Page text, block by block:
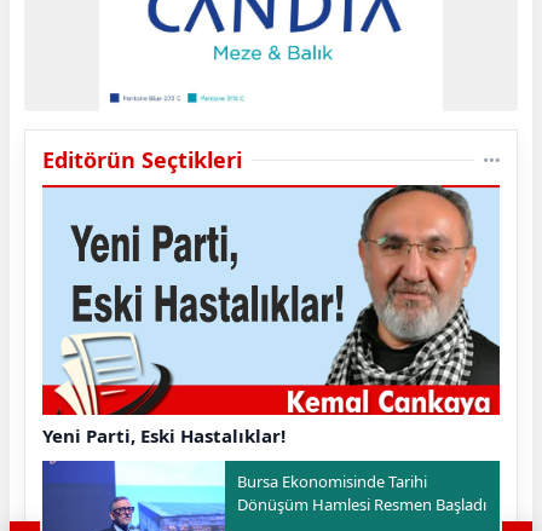
Editörün Seçtikleri
Yeni Parti, Eski Hastalıklar!
Bursa Ekonomisinde Tarihi
Dönüşüm Hamlesi Resmen Başladı